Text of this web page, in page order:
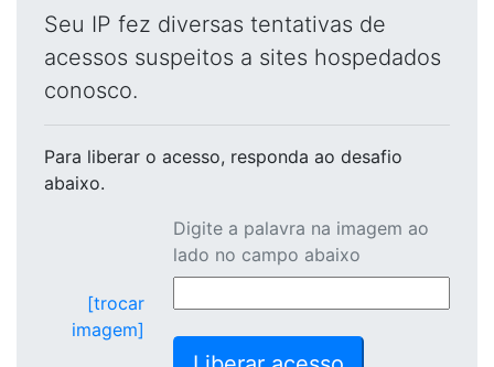
Seu IP fez diversas tentativas de
acessos suspeitos a sites hospedados
conosco.
Para liberar o acesso, responda ao desafio
abaixo.
[trocar
imagem]
Digite a palavra na imagem ao
lado no campo abaixo